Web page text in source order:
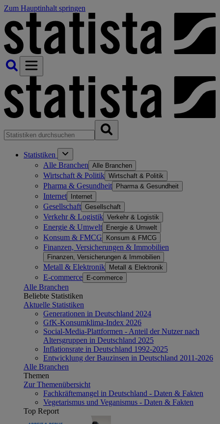
Zum Hauptinhalt springen
Statistiken
Alle Branchen Alle Branchen
Wirtschaft & Politik Wirtschaft & Politik
Pharma & Gesundheit Pharma & Gesundheit
Internet Internet
Gesellschaft Gesellschaft
Verkehr & Logistik Verkehr & Logistik
Energie & Umwelt Energie & Umwelt
Konsum & FMCG Konsum & FMCG
Finanzen, Versicherungen & Immobilien
Finanzen, Versicherungen & Immobilien
Metall & Elektronik Metall & Elektronik
E-commerce E-commerce
Alle Branchen
Beliebte Statistiken
Aktuelle Statistiken
Generationen in Deutschland 2024
GfK-Konsumklima-Index 2026
Social-Media-Plattformen - Anteil der Nutzer nach
Altersgruppen in Deutschland 2025
Inflationsrate in Deutschland 1992-2025
Entwicklung der Bauzinsen in Deutschland 2011-2026
Alle Branchen
Themen
Zur Themenübersicht
Fachkräftemangel in Deutschland - Daten & Fakten
Vegetarismus und Veganismus - Daten & Fakten
Top Report